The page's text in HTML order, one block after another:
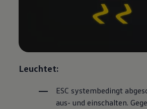
Leuchtet:
ESC systembedingt
aus- und einschalten.